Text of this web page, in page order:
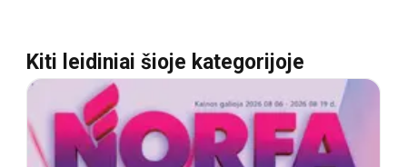
Kiti leidiniai šioje kategorijoje